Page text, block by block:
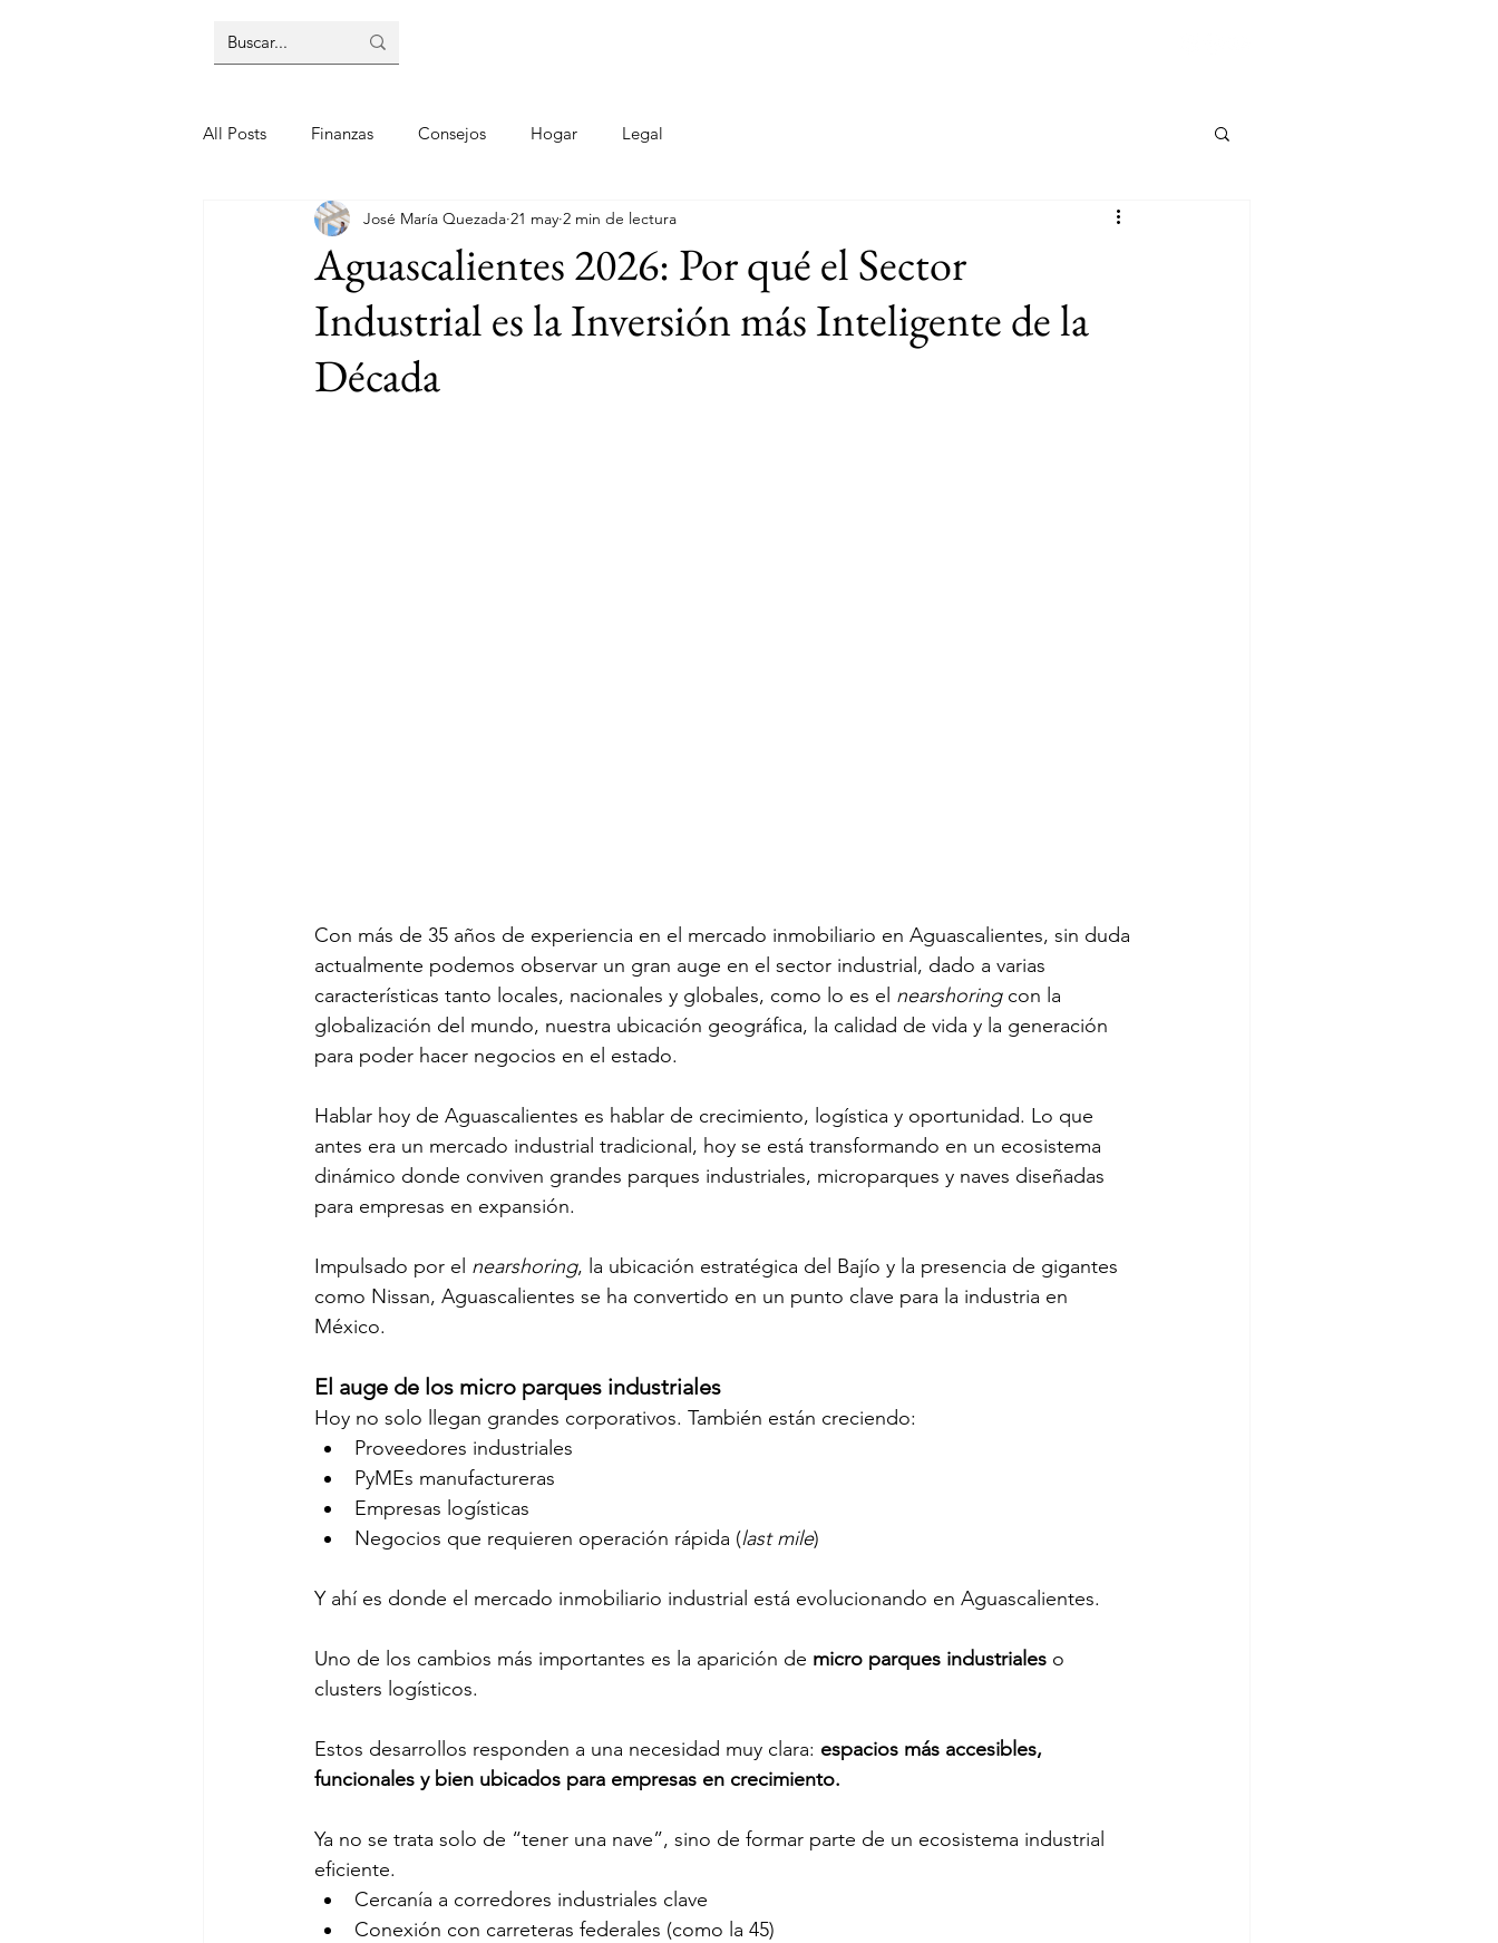
All Posts Finanzas Consejos Hogar Legal
Aguascalientes 2026: Por qué el Sector
Industrial es la Inversión más Inteligente de la
Década
José María Quezada 21 may 2 min de lectura
Con más de 35 años de experiencia en el mercado inmobiliario en Aguascalientes, sin duda
actualmente podemos observar un gran auge en el sector industrial, dado a varias
características tanto locales, nacionales y globales, como lo es el nearshoring con la
globalización del mundo, nuestra ubicación geográfica, la calidad de vida y la generación
para poder hacer negocios en el estado.
Hablar hoy de Aguascalientes es hablar de crecimiento, logística y oportunidad. Lo que
antes era un mercado industrial tradicional, hoy se está transformando en un ecosistema
dinámico donde conviven grandes parques industriales, microparques y naves diseñadas
para empresas en expansión.
Impulsado por el nearshoring, la ubicación estratégica del Bajío y la presencia de gigantes
como Nissan, Aguascalientes se ha convertido en un punto clave para la industria en
México.
El auge de los micro parques industriales
Hoy no solo llegan grandes corporativos. También están creciendo:
Proveedores industriales
PyMEs manufactureras
Empresas logísticas
Negocios que requieren operación rápida (last mile)
Y ahí es donde el mercado inmobiliario industrial está evolucionando en Aguascalientes.
Uno de los cambios más importantes es la aparición de micro parques industriales o
clusters logísticos.
Estos desarrollos responden a una necesidad muy clara: espacios más accesibles,
funcionales y bien ubicados para empresas en crecimiento.
Ya no se trata solo de “tener una nave”, sino de formar parte de un ecosistema industrial
eficiente.
Cercanía a corredores industriales clave
Conexión con carreteras federales (como la 45)